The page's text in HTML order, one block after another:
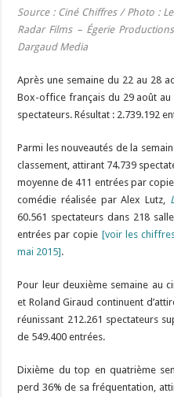
Source : Ciné Chiffres / Photo :
Radar Films – Égerie
Dargaud Media
Après une semaine du 22 au 28
Box-office français du 29 août
spectateurs. Résultat : 2.739.192
Parmi les nouveautés de la
classement, attirant 74.739
moyenne de 411 entrées par
comédie réalisée par Alex Lutz,
60.561 spectateurs dans 218
entrées par copie [voir les
mai 2015].
Pour leur deuxième semaine au
et Roland Giraud continuent
réunissant 212.261 spectateurs
de 549.400 entrées.
Dixième du top en quatrième
perd 36% de sa fréquentation,